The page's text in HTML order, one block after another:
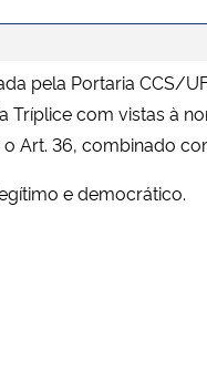
pela Portaria CCS/
com vistas à
36, combinado
e democrático.